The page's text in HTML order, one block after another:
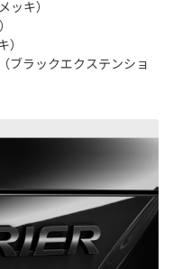
キ）
ラックエクステンショ